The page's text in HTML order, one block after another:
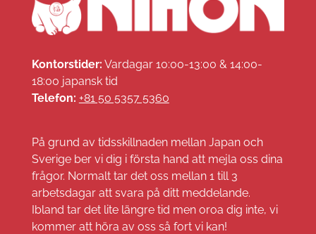
Kontorstider: Vardagar 10:00-13:00 & 14:00-
18:00 japansk tid
Telefon: +81 50 5357 5360
På grund av tidsskillnaden mellan Japan och
Sverige ber vi dig i första hand att mejla oss dina
frågor. Normalt tar det oss mellan 1 till 3
arbetsdagar att svara på ditt meddelande.
Ibland tar det lite längre tid men oroa dig inte, vi
kommer att höra av oss så fort vi kan!